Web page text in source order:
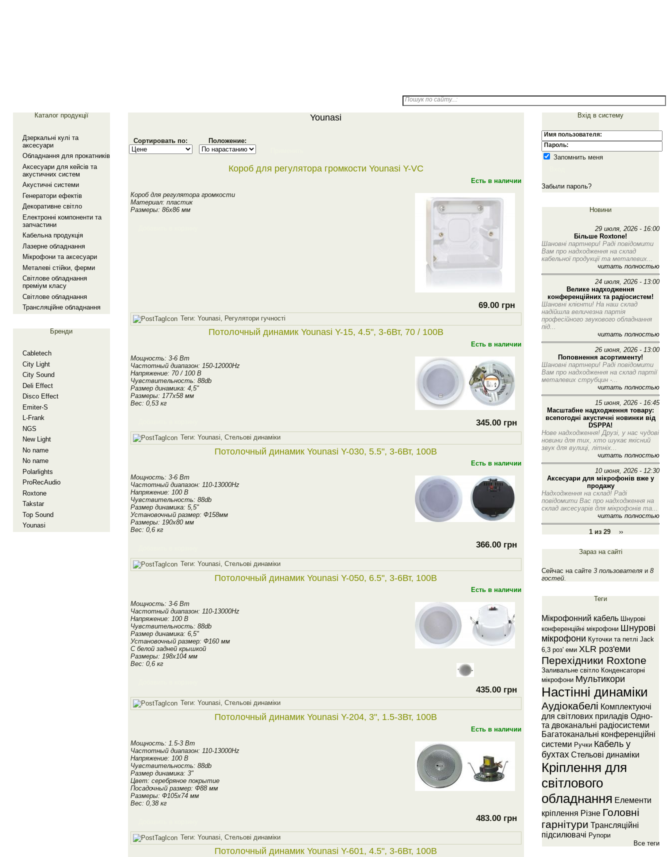
Пошук по сайту...:
Каталог продукції
Дзеркальнi кулi та
аксесуари
Обладнання для прокатникiв
Аксесуари для кейсiв та
акустичних систем
Акустичнi системи
Генератори ефектiв
Декоративне свiтло
Електроннi компоненти та
запчастини
Кабельна продукцiя
Лазерне обладнання
Мiкрофони та аксесуари
Металевi стiйки, ферми
Свiтлове обладнання
премiум класу
Свiтлове обладнання
Трансляцiйне обладнання
Бренди
Cabletech
City Light
City Sound
Deli Effect
Disco Effect
Emiter-S
L-Frank
NGS
New Light
No name
No name
Polarlights
ProRecAudio
Roxtone
Takstar
Top Sound
Younasi
Вхід в систему
Имя пользователя:
Пароль:
Запомнить меня
Забыли пароль?
Новини
29 июля, 2026 - 16:00
Більше Roxtone!
Шановні партнери! Раді повідомити
Вам про надходження на склад
кабельної продукції та металевих...
читать полностью
24 июля, 2026 - 13:00
Велике надходження
конференційних та радіосистем!
Шановні клієнти! На наш склад
надійшла величезна партія
професійного звукового обладнання
під...
читать полностью
26 июня, 2026 - 13:00
Поповнення асортименту!
Шановні партнери! Раді повідомити
Вам про надходження на склад партії
металевих струбцин -...
читать полностью
15 июня, 2026 - 16:45
Масштабне надходження товару:
всепогодні акустичні новинки від
DSPPA!
Нове надходження! Друзі, у нас чудові
новини для тих, хто шукає якісний
звук для вулиці, літніх...
читать полностью
10 июня, 2026 - 12:30
Аксесуари для мікрофонів вже у
продажу
Надходження на склад! Раді
повідомити Вас про надходження на
склад аксесуарів для мікрофонів та...
читать полностью
1 из 29 ››
Зараз на сайті
Сейчас на сайте3 пользователя и8
гостей.
Теги
Мiкрофонний кабель Шнуровi
конференцiйнi мiкрофони Шнуровi
мiкрофони Куточки та петлi Jack
6,3 роз' еми XLR роз'еми
Перехiдники Roxtone
Заливальне свiтло Конденсаторнi
мiкрофони Мультикори
Настiннi динамiки
Аудiокабелi Комплектуючi
для свiтлових приладiв Одно-
та двоканальнi радiосистеми
Багатоканальнi конференцiйнi
системи Ручки Кабель у
бухтах Стельовi динамiки
Крiплення для
свiтлового
обладнання Елементи
крiплення Рiзне Головнi
гарнiтури Трансляцiйнi
пiдсилювачi Рупори
Все теги
Younasi
Сортировать по:
Положение:
Короб для регулятора громкости Younasi Y-VC
Есть в наличии
Короб для регулятора громкости
Материал: пластик
Размеры: 86x86 мм
69.00 грн
Теги: Younasi, Регулятори гучностi
Потолочный динамик Younasi Y-15, 4.5", 3-6Вт, 70 / 100В
Есть в наличии
Мощность: 3-6 Вт
Частотный диапазон: 150-12000Hz
Напряжение: 70 / 100 В
Чувствительность: 88db
Размер динамика: 4,5"
Размеры: 177х58 мм
Вес: 0,53 кг
345.00 грн
Теги: Younasi, Стельовi динамiки
Потолочный динамик Younasi Y-030, 5.5", 3-6Вт, 100В
Есть в наличии
Мощность: 3-6 Вт
Частотный диапазон: 110-13000Hz
Напряжение: 100 В
Чувствительность: 88db
Размер динамика: 5,5"
Установочный размер: Ф158мм
Размеры: 190х80 мм
Вес: 0,6 кг
366.00 грн
Теги: Younasi, Стельовi динамiки
Потолочный динамик Younasi Y-050, 6.5", 3-6Вт, 100В
Есть в наличии
Мощность: 3-6 Вт
Частотный диапазон: 110-13000Hz
Напряжение: 100 В
Чувствительность: 88db
Размер динамика: 6,5"
Установочный размер: Ф160 мм
С белой задней крышкой
Размеры: 198х104 мм
Вес: 0,6 кг
435.00 грн
Теги: Younasi, Стельовi динамiки
Потолочный динамик Younasi Y-204, 3", 1.5-3Вт, 100В
Есть в наличии
Мощность: 1.5-3 Вт
Частотный диапазон: 110-13000Hz
Напряжение: 100 В
Чувствительность: 88db
Размер динамика: 3"
Цвет: серебряное покрытие
Посадочный размер: Ф88 мм
Размеры: Ф105х74 мм
Вес: 0,38 кг
483.00 грн
Теги: Younasi, Стельовi динамiки
Потолочный динамик Younasi Y-601, 4.5", 3-6Вт, 100В